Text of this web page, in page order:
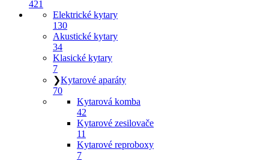
421
Elektrické kytary
130
Akustické kytary
34
Klasické kytary
7
❯Kytarové aparáty
70
Kytarová komba
42
Kytarové zesilovače
11
Kytarové reproboxy
7